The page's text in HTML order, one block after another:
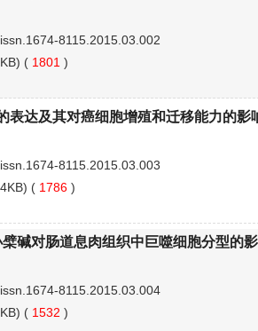
8115.2015.03.002
( 1801 )
表达及其对癌细胞增殖和迁移能力的影
8115.2015.03.003
( 1786 )
碱对肠道息肉组织中巨噬细胞分型的
8115.2015.03.004
( 1532 )